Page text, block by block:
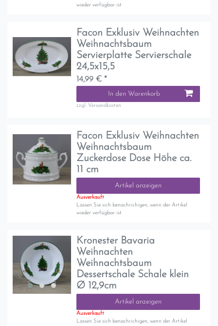
wieder verfügbar ist.
Facon Exklusiv Weihnachten
Weihnachtsbaum
Servierplatte Servierschale
24,5x15,5
14,99 € *
In den Warenkorb
zzgl. Versandkosten
Facon Exklusiv Weihnachten
Weihnachtsbaum
Zuckerdose Dose Höhe ca.
11 cm
Artikel anzeigen
Ausverkauft
Lassen Sie sich benachrichigen, wenn der Artikel
wieder verfügbar ist.
Kronester Bavaria
Weihnachten
Weihnachtsbaum
Dessertschale Schale klein
Ø 12,9cm
Artikel anzeigen
Ausverkauft
Lassen Sie sich benachrichigen, wenn der Artikel